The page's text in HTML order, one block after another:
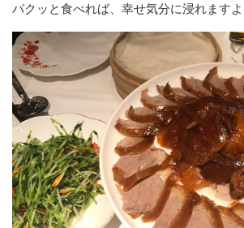
パクッと食べれば、幸せ気分に浸れますよ